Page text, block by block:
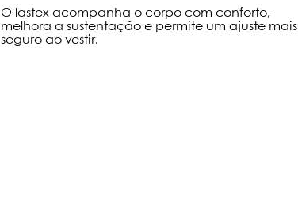
O lastex acompanha o corpo com conforto,
melhora a sustentação e permite um ajuste mais
seguro ao vestir.